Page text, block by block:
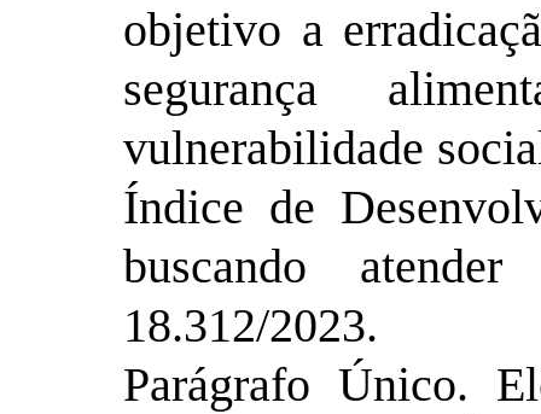
objetivo a
segurança
vulnerabilidade
Índice de
buscando
18.312/2023.
Parágrafo Único.